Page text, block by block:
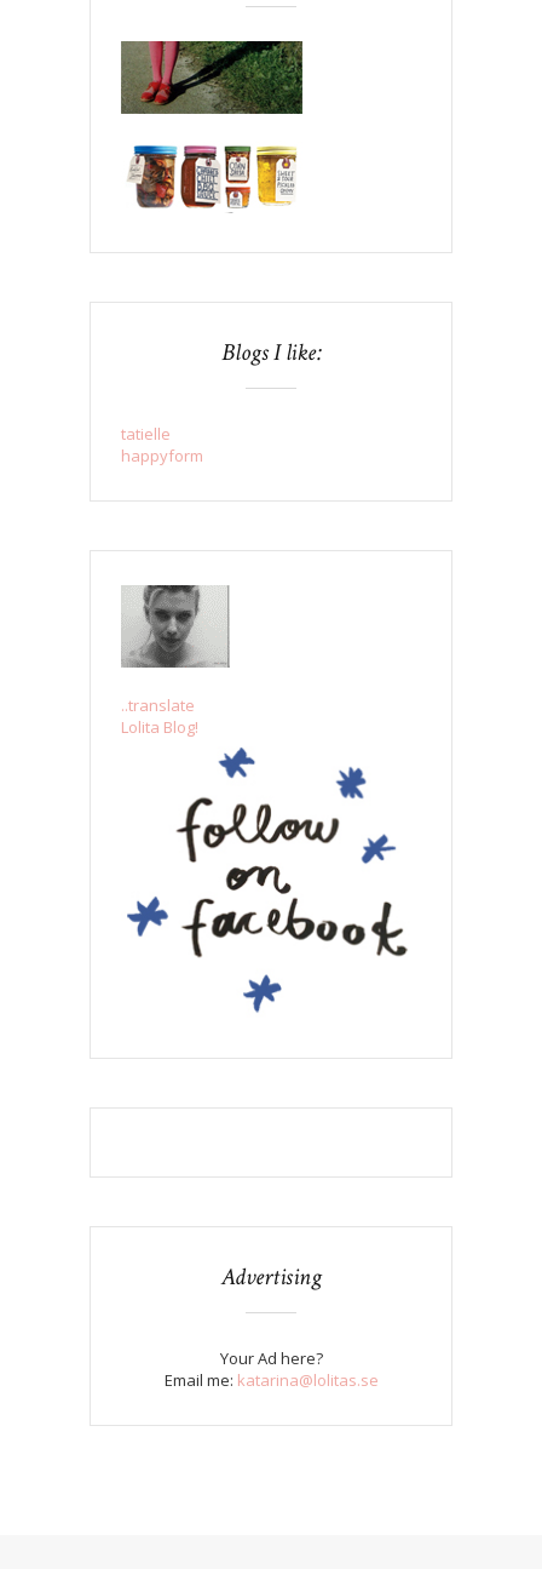
Blogs I like:
tatielle
happyform
..translate
Lolita Blog!
Advertising
Your Ad here?
Email me: katarina@lolitas.se